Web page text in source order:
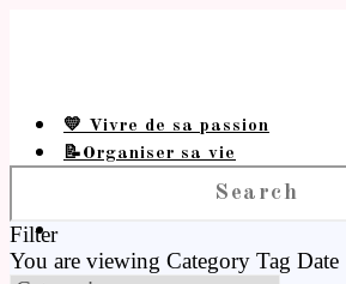
💛 Vivre de sa passion
📝Organiser sa vie
Filter
You are viewing Category Tag Date